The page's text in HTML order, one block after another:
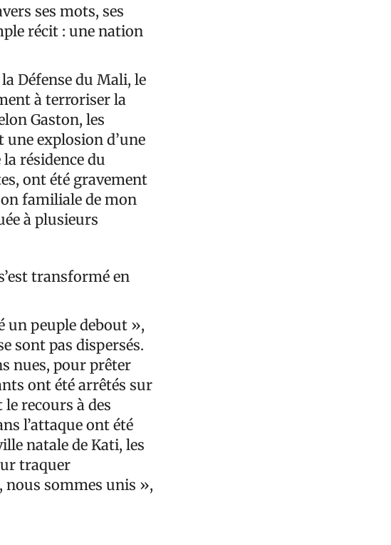
ses mots, ses
récit : une nation
Défense du Mali, le
à terroriser la
Gaston, les
explosion d’une
résidence du
ont été gravement
familiale de mon
à plusieurs
transformé en
un peuple debout »,
sont pas dispersés.
nues, pour prêter
ont été arrêtés sur
recours à des
l’attaque ont été
natale de Kati, les
traquer
nous sommes unis »,